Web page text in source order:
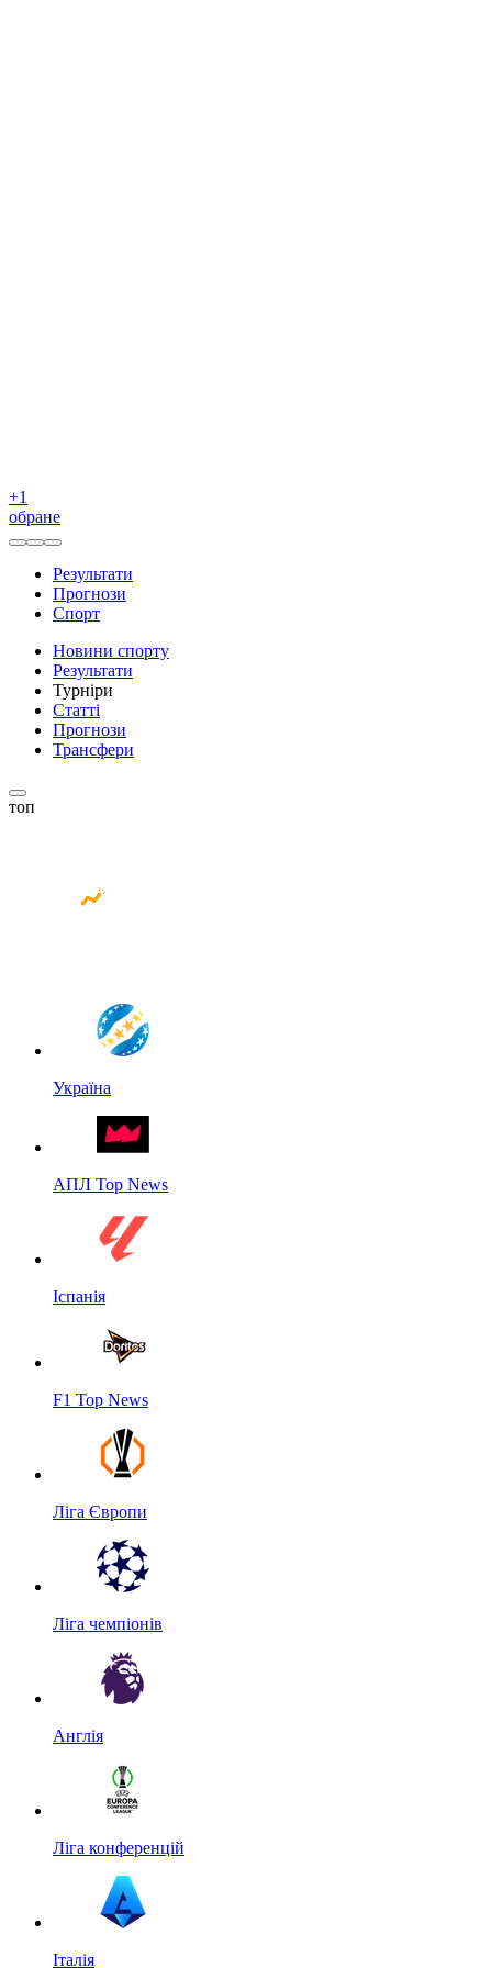
+1
обране
Результати
Прогнози
Спорт
Новини спорту
Результати
Турніри
Статті
Прогнози
Трансфери
топ
Україна
АПЛ Top News
Іспанія
F1 Top News
Ліга Європи
Ліга чемпіонів
Англія
Ліга конференцій
Італія